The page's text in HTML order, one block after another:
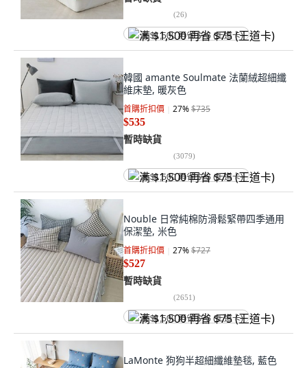
(26)
满 $1,500 再省 $75 (王道卡)
韓國 amante Soulmate 法蘭絨超細纖
維床墊, 暖灰色
首購折扣價 27%$735
$535
暫時缺貨
(3079)
满 $1,500 再省 $75 (王道卡)
Nouble 日常純棉防滑鬆緊帶四季通用
保潔墊, 米色
首購折扣價 27%$727
$527
暫時缺貨
(2651)
满 $1,500 再省 $75 (王道卡)
LaMonte 狗狗半超細纖維墊毯, 藍色